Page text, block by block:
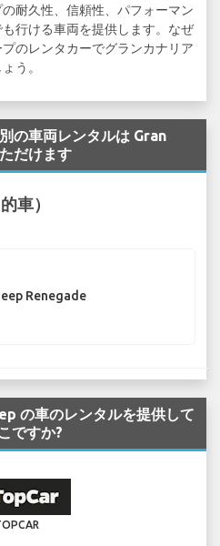
耐久性、信頼性、パフォーマン
行ける車両を提供します。なぜ
のレンタカーでグランカナリア
う。
の車両レンタルは Gran
だけます
車）
Renegade
の車のレンタルを提供して
ですか?